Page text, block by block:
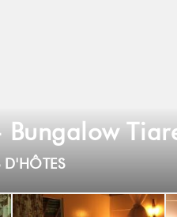
Bungalow
D'HÔTES